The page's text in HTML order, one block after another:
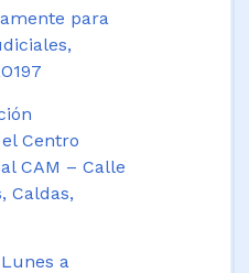
para
Centro
CAM – Calle
Caldas,
Lunes a